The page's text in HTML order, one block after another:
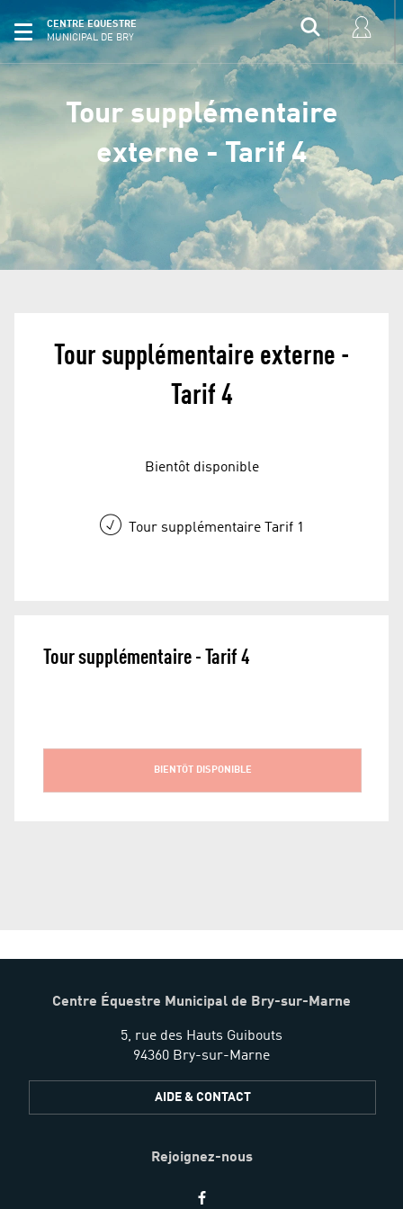
CENTRE EQUESTRE
MUNICIPAL DE BRY
Tour supplémentaire
externe - Tarif 4
Tour supplémentaire externe -
Tarif 4
Bientôt disponible
Tour supplémentaire Tarif 1
Tour supplémentaire - Tarif 4
BIENTÔT DISPONIBLE
Centre Équestre Municipal de Bry-sur-Marne
5, rue des Hauts Guibouts
94360 Bry-sur-Marne
AIDE & CONTACT
Rejoignez-nous